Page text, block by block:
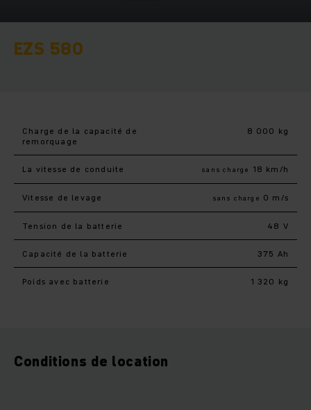
EZS 580
Charge de la capacité de
remorquage
8 000 kg
La vitesse de conduite sans charge 18 km/h
Vitesse de levage sans charge 0 m/s
Tension de la batterie 48 V
Capacité de la batterie 375 Ah
Poids avec batterie 1 320 kg
Conditions de location